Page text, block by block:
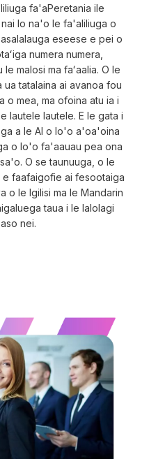
fa'aPeretania ile
lo na'o le fa'aliliuga o
eseese e pei o
numera numera,
malosi ma faʻaalia. O le
ua tatalaina ai avanoa fou
o mea, ma ofoina atu ia i
lautele lautele. E le gata i
a le AI o lo'o a'oa'oina
o lo'o fa'aauau pea ona
O se taunuuga, o le
faafaigofie ai fesootaiga
o le Igilisi ma le Mandarin
taua i le lalolagi
nei.